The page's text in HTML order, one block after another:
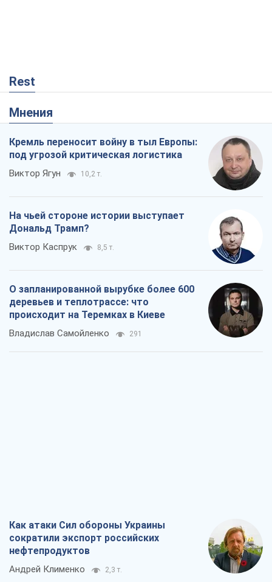
Rest
Мнения
Кремль переносит войну в тыл Европы:
под угрозой критическая логистика
Виктор Ягун 10,2 т.
На чьей стороне истории выступает
Дональд Трамп?
Виктор Каспрук 8,5 т.
О запланированной вырубке более 600
деревьев и теплотрассе: что
происходит на Теремках в Киеве
Владислав Самойленко 291
Как атаки Сил обороны Украины
сократили экспорт российских
нефтепродуктов
Андрей Клименко 2,3 т.